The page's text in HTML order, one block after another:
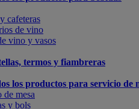
cafeteras
de vino
vino y vasos
termos y fiambreras
los productos para servicio de
de mesa
y bols